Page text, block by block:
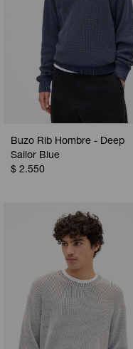
Buzo Rib Hombre - Deep
Sailor Blue
$ 2.550